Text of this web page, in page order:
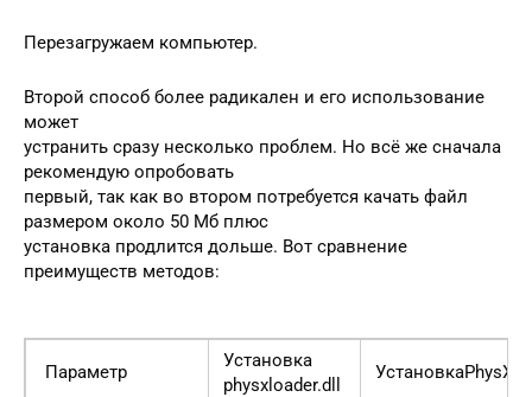
Перезагружаем компьютер.
Второй способ более радикален и его использование
может
устранить сразу несколько проблем. Но всё же сначала
рекомендую опробовать
первый, так как во втором потребуется качать файл
размером около 50 Мб плюс
установка продлится дольше. Вот сравнение
преимуществ методов:
Параметр
Установка
physxloader.dll
УстановкаPhysX